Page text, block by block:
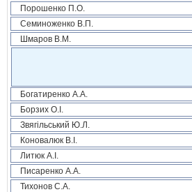
Порошенко П.О.
Семиноженко В.П.
Шмаров В.М.
Богатиренко А.А.
Борзих О.І.
Звягільський Ю.Л.
Коновалюк В.І.
Литюк А.І.
Писаренко А.А.
Тихонов С.А.